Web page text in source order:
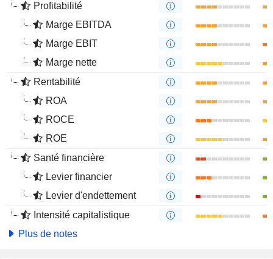
Profitabilité
Marge EBITDA
Marge EBIT
Marge nette
Rentabilité
ROA
ROCE
ROE
Santé financière
Levier financier
Levier d'endettement
Intensité capitalistique
Plus de notes